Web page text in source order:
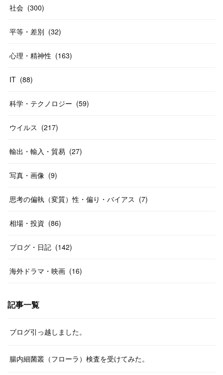
社会 (300)
平等・差別 (32)
心理・精神性 (163)
IT (88)
科学・テクノロジー (59)
ウイルス (217)
輸出・輸入・貿易 (27)
写真・画像 (9)
思考の偏執（変質）性・偏り・バイアス (7)
相場・投資 (86)
ブログ・日記 (142)
海外ドラマ・映画 (16)
記事一覧
ブログ引っ越しました。
腸内細菌叢（フローラ）検査を受けてみた。